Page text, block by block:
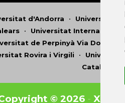
d'Andorra • Universitat
• Universitat Internacional
de Perpinyà Via Domitia
Rovira i Virgili •
Catalunya
© 2026- Xarxa